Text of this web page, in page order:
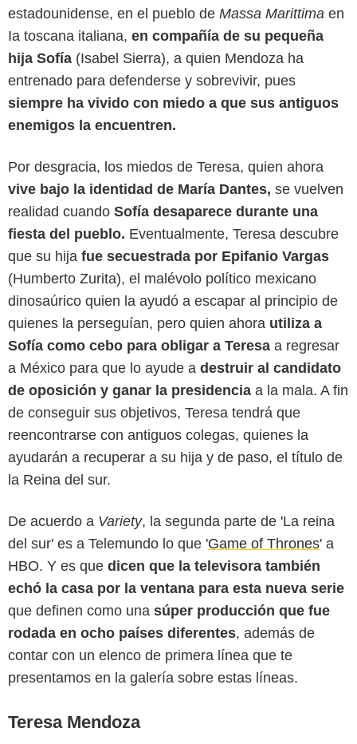
estadounidense, en el pueblo de Massa Marittima en
Ia toscana italiana, en compañía de su pequeña
hija Sofía (Isabel Sierra), a quien Mendoza ha
entrenado para defenderse y sobrevivir, pues
siempre ha vivido con miedo a que sus antiguos
enemigos la encuentren.
Por desgracia, los miedos de Teresa, quien ahora
vive bajo la identidad de María Dantes, se vuelven
realidad cuando Sofía desaparece durante una
fiesta del pueblo. Eventualmente, Teresa descubre
que su hija fue secuestrada por Epifanio Vargas
(Humberto Zurita), el malévolo político mexicano
dinosaúrico quien la ayudó a escapar al principio de
quienes la perseguían, pero quien ahora utiliza a
Sofía como cebo para obligar a Teresa a regresar
a México para que lo ayude a destruir al candidato
de oposición y ganar la presidencia a la mala. A fin
de conseguir sus objetivos, Teresa tendrá que
reencontrarse con antiguos colegas, quienes la
ayudarán a recuperar a su hija y de paso, el título de
la Reina del sur.
De acuerdo a Variety, la segunda parte de 'La reina
del sur' es a Telemundo lo que 'Game of Thrones' a
HBO. Y es que dicen que la televisora también
echó la casa por la ventana para esta nueva serie
que definen como una súper producción que fue
rodada en ocho países diferentes, además de
contar con un elenco de primera línea que te
presentamos en la galería sobre estas líneas.
Teresa Mendoza